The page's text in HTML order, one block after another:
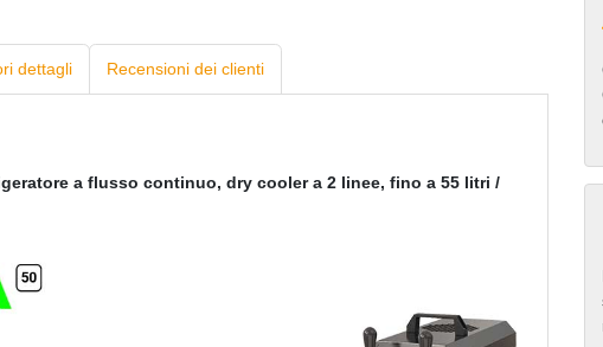
dettagli Recensioni dei clienti
a flusso continuo, dry cooler a 2 linee, fino a 55 litri /